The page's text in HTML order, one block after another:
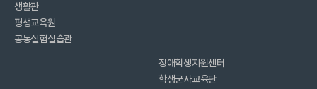
생활관
평생교육원
공동실험실습관
장애학생지원센터
학생군사교육단